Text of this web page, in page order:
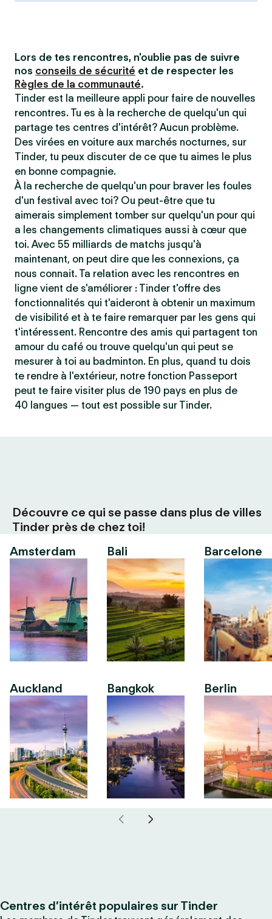
Lors de tes rencontres, n'oublie pas de suivre
nos conseils de sécurité et de respecter les
Règles de la communauté.
Tinder est la meilleure appli pour faire de nouvelles
rencontres. Tu es à la recherche de quelqu'un qui
partage tes centres d'intérêt? Aucun problème.
Des virées en voiture aux marchés nocturnes, sur
Tinder, tu peux discuter de ce que tu aimes le plus
en bonne compagnie.
À la recherche de quelqu'un pour braver les foules
d'un festival avec toi? Ou peut-être que tu
aimerais simplement tomber sur quelqu'un pour qui
a les changements climatiques aussi à cœur que
toi. Avec 55 milliards de matchs jusqu'à
maintenant, on peut dire que les connexions, ça
nous connait. Ta relation avec les rencontres en
ligne vient de s'améliorer : Tinder t'offre des
fonctionnalités qui t'aideront à obtenir un maximum
de visibilité et à te faire remarquer par les gens qui
t'intéressent. Rencontre des amis qui partagent ton
amour du café ou trouve quelqu'un qui peut se
mesurer à toi au badminton. En plus, quand tu dois
te rendre à l'extérieur, notre fonction Passeport
peut te faire visiter plus de 190 pays en plus de
40 langues — tout est possible sur Tinder.
Découvre ce qui se passe dans plus de villes
Tinder près de chez toi!
Amsterdam
Auckland
Bali
Bangkok
Barcelone
Berlin
Centres d’intérêt populaires sur Tinder